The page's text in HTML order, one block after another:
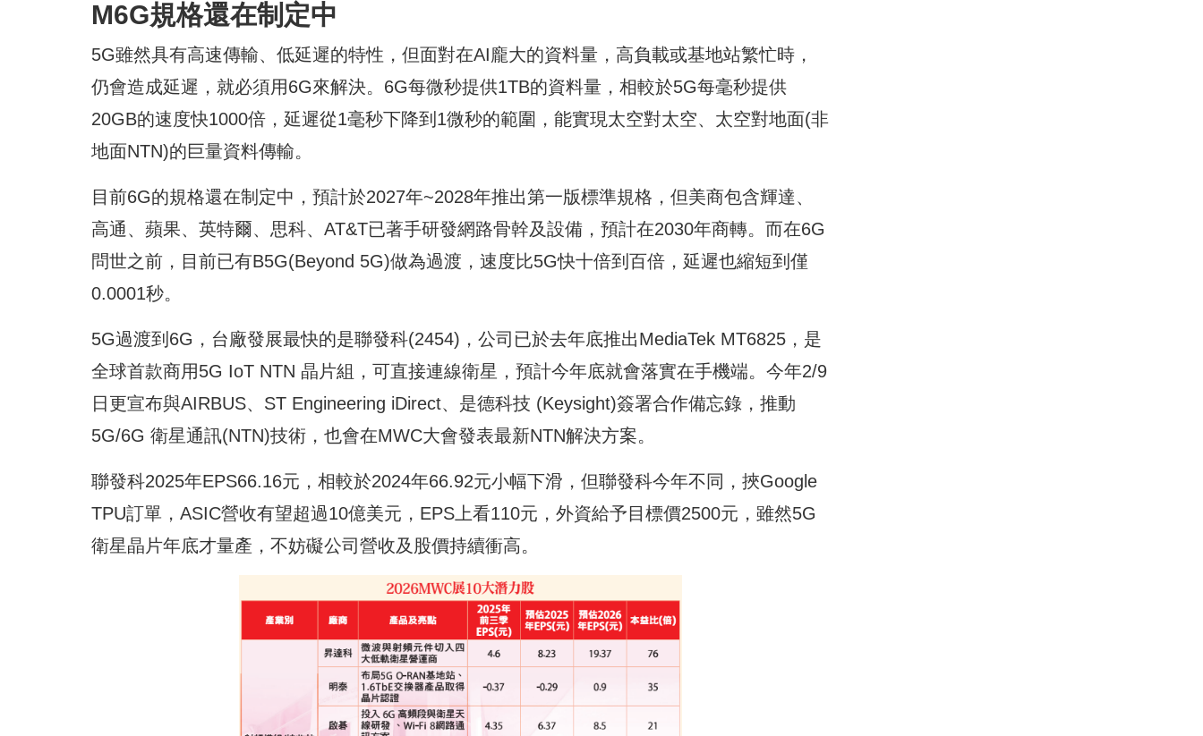
M6G規格還在制定中
5G雖然具有高速傳輸、低延遲的特性，但面對在AI龐大的資料量，高負載或基地站繁忙時，
仍會造成延遲，就必須用6G來解決。6G每微秒提供1TB的資料量，相較於5G每毫秒提供
20GB的速度快1000倍，延遲從1毫秒下降到1微秒的範圍，能實現太空對太空、太空對地面(非
地面NTN)的巨量資料傳輸。
目前6G的規格還在制定中，預計於2027年~2028年推出第一版標準規格，但美商包含輝達、
高通、蘋果、英特爾、思科、AT&T已著手研發網路骨幹及設備，預計在2030年商轉。而在6G
問世之前，目前已有B5G(Beyond 5G)做為過渡，速度比5G快十倍到百倍，延遲也縮短到僅
0.0001秒。
5G過渡到6G，台廠發展最快的是聯發科(2454)，公司已於去年底推出MediaTek MT6825，是
全球首款商用5G IoT NTN 晶片組，可直接連線衛星，預計今年底就會落實在手機端。今年2/9
日更宣布與AIRBUS、ST Engineering iDirect、是德科技 (Keysight)簽署合作備忘錄，推動
5G/6G 衛星通訊(NTN)技術，也會在MWC大會發表最新NTN解決方案。
聯發科2025年EPS66.16元，相較於2024年66.92元小幅下滑，但聯發科今年不同，挾Google
TPU訂單，ASIC營收有望超過10億美元，EPS上看110元，外資給予目標價2500元，雖然5G
衛星晶片年底才量產，不妨礙公司營收及股價持續衝高。